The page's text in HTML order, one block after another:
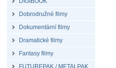
Dobrodružné filmy
Dokumentární filmy
Dramatické filmy
Fantasy filmy
FUTUREPAK / METALPAK